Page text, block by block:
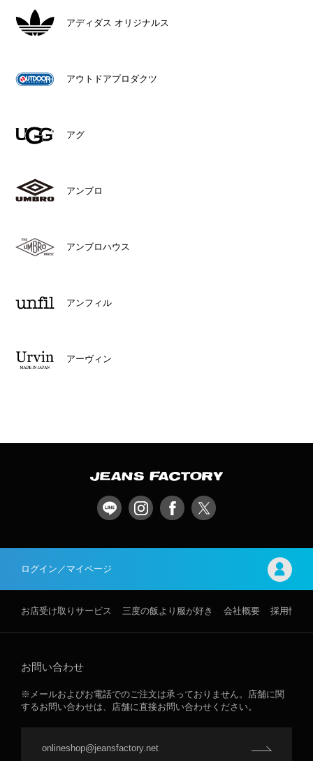
アディダス オリジナルス
アウトドアプロダクツ
アグ
アンブロ
アンブロハウス
アンフィル
アーヴィン
ログイン／マイページ
お店受け取りサービス 三度の飯より服が好き 会社概要 採用情報
お問い合わせ
※メールおよびお電話でのご注文は承っておりません。店舗に関
するお問い合わせは、店舗に直接お問い合わせください。
onlineshop@jeansfactory.net